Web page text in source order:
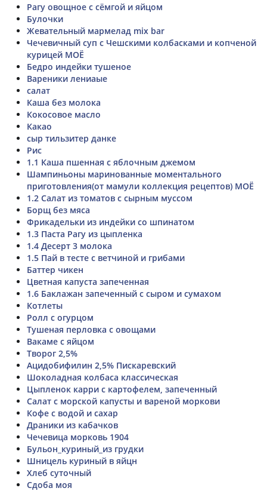
Рагу овощное с сёмгой и яйцом
Булочки
Жевательный мармелад mix bar
Чечевичный суп с Чешскими колбасками и копченой
курицей МОЁ
Бедро индейки тушеное
Вареники лениаые
салат
Каша без молока
Кокосовое масло
Какао
сыр тильзитер данке
Рис
1.1 Каша пшенная с яблочным джемом
Шампиньоны маринованные моментального
приготовления(от мамули коллекция рецептов) МОЁ
1.2 Салат из томатов с сырным муссом
Борщ без мяса
Фрикадельки из индейки со шпинатом
1.3 Паста Рагу из цыпленка
1.4 Десерт 3 молока
1.5 Пай в тесте с ветчиной и грибами
Баттер чикен
Цветная капуста запеченная
1.6 Баклажан запеченный с сыром и сумахом
Котлеты
Ролл с огурцом
Тушеная перловка с овощами
Вакаме с яйцом
Творог 2,5%
Ацидобифилин 2,5% Пискаревский
Шоколадная колбаса классическая
Цыпленок карри с картофелем, запеченный
Салат с морской капусты и вареной моркови
Кофе с водой и сахар
Драники из кабачков
Чечевица морковь 1904
Бульон_куриный_из грудки
Шницель куриный в яйцн
Хлеб суточный
Сдоба моя